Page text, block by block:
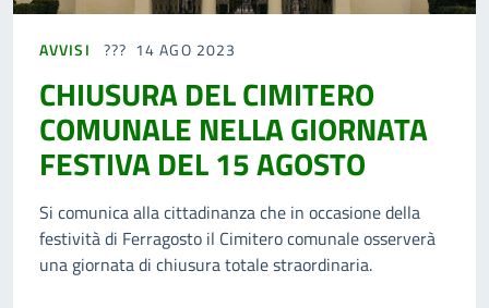
AVVISI 14 AGO 2023
CHIUSURA DEL CIMITERO
COMUNALE NELLA GIORNATA
FESTIVA DEL 15 AGOSTO
Si comunica alla cittadinanza che in occasione della
festività di Ferragosto il Cimitero comunale osserverà
una giornata di chiusura totale straordinaria.